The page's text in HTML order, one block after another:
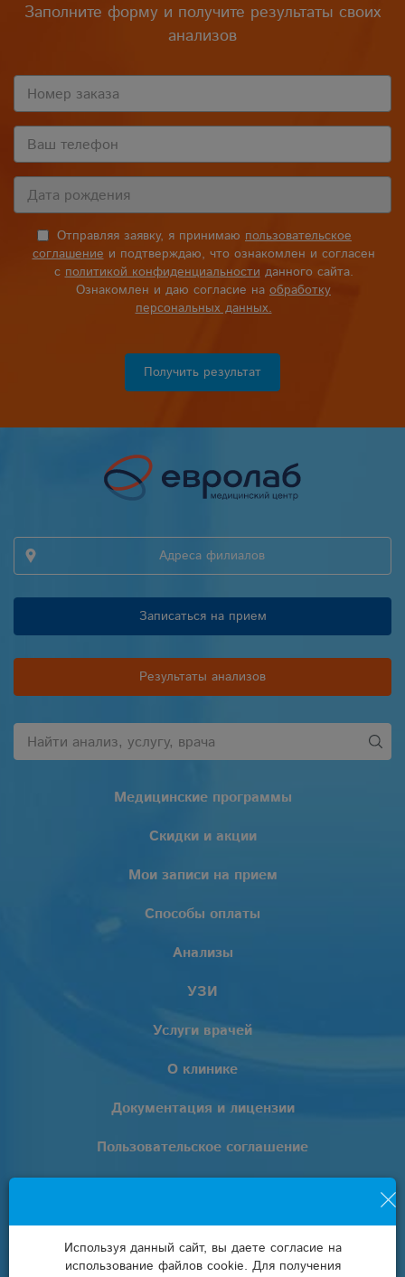
Заполните форму и получите результаты своих
анализов
Отправляя заявку, я принимаю пользовательское
соглашениеи подтверждаю, что ознакомлен и согласен
сполитикой конфиденциальностиданного сайта.
Ознакомлен и даю согласие на обработку
персональных данных.
Получить результат
Адреса филиалов
Записаться на прием
Результаты анализов
Медицинские программы
Скидки и акции
Мои записи на прием
Способы оплаты
Анализы
УЗИ
Услуги врачей
О клинике
Документация и лицензии
Пользовательское соглашение
+7 (861) 205-02-02
Используя данный сайт, вы даете согласие на
использование файлов cookie. Для получения